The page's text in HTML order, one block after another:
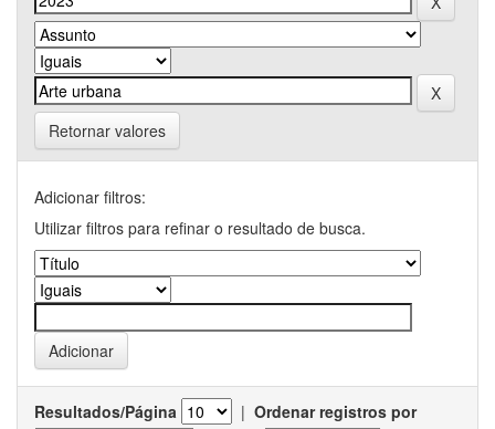
Retornar valores
Adicionar filtros:
Utilizar filtros para refinar o resultado de busca.
Resultados/Página | Ordenar registros por